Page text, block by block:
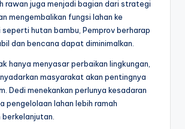
rawan juga menjadi bagian dari strategi
mengembalikan fungsi lahan ke
hutan bambu, Pemprov berharap
dan bencana dapat diminimalkan.
hanya menyasar perbaikan lingkungan,
masyarakat akan pentingnya
Dedi menekankan perlunya kesadaran
pengelolaan lahan lebih ramah